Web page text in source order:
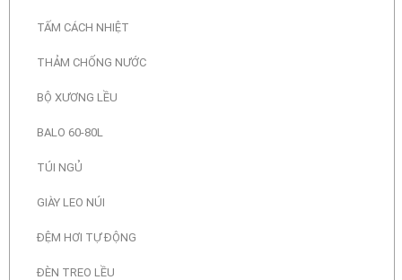
TẤM CÁCH NHIỆT
THẢM CHỐNG NƯỚC
BỘ XƯƠNG LỀU
BALO 60-80L
TÚI NGỦ
GIÀY LEO NÚI
ĐỆM HƠI TỰ ĐỘNG
ĐÈN TREO LỀU